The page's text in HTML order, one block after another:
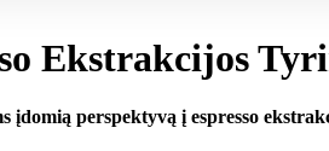
Ekstrakcijos
įdomią perspektyvą į espresso